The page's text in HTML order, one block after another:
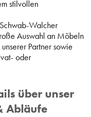
stilvollen
Walcher
Auswahl an Möbeln
Partner sowie
oder
über unser
Abläufe